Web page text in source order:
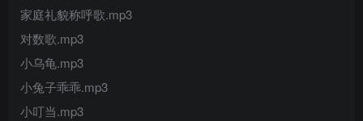
家庭礼貌称呼歌.mp3
对数歌.mp3
小乌龟.mp3
小兔子乖乖.mp3
小叮当.mp3